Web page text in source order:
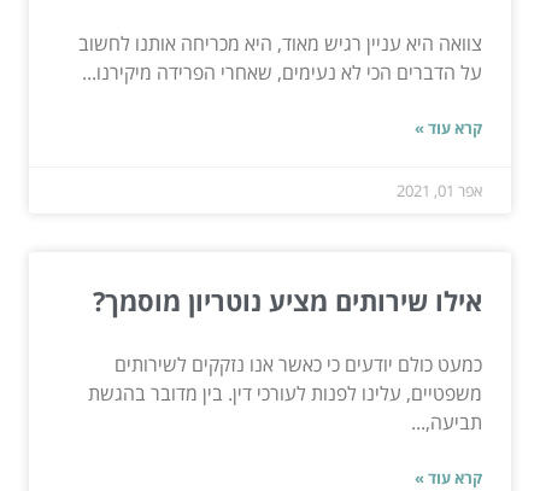
צוואה היא עניין רגיש מאוד, היא מכריחה אותנו לחשוב
על הדברים הכי לא נעימים, שאחרי הפרידה מיקירנו...
קרא עוד »
אפר 01, 2021
אילו שירותים מציע נוטריון מוסמך?
כמעט כולם יודעים כי כאשר אנו נזקקים לשירותים
משפטיים, עלינו לפנות לעורכי דין. בין מדובר בהגשת
תביעה,...
קרא עוד »